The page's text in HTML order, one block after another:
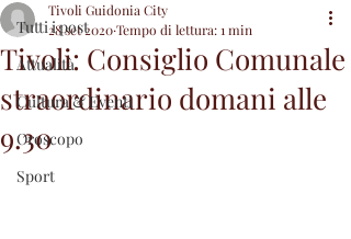
Tutti i post
Attualità
Cultura & Eventi
Oroscopo
Sport
Tivoli: Consiglio Comunale
straordinario domani alle
9.30
Tivoli Guidonia City
28 set 2020Tempo di lettura: 1 min